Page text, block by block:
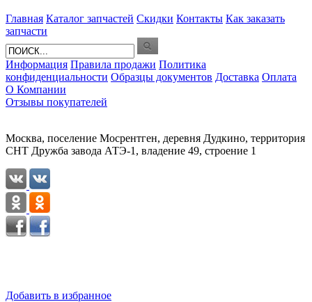
Главная Каталог запчастей Скидки Контакты Как заказать
запчасти
Информация Правила продажи Политика
конфиденциальности Образцы документов Доставка Оплата
О Компании
Отзывы покупателей
Москва, поселение Мосрентген, деревня Дудкино, территория
СНТ Дружба завода АТЭ-1, владение 49, строение 1
Добавить в избранное